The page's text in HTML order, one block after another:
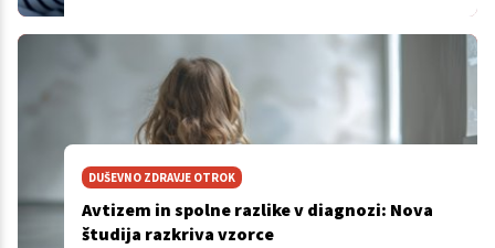
DUŠEVNO ZDRAVJE OTROK
Avtizem in spolne razlike v diagnozi: Nova
študija razkriva vzorce